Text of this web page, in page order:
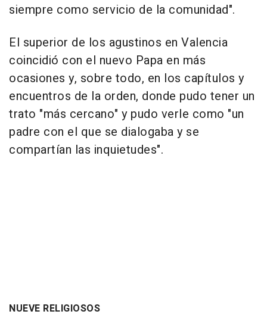
siempre como servicio de la comunidad".
El superior de los agustinos en Valencia
coincidió con el nuevo Papa en más
ocasiones y, sobre todo, en los capítulos y
encuentros de la orden, donde pudo tener un
trato "más cercano" y pudo verle como "un
padre con el que se dialogaba y se
compartían las inquietudes".
NUEVE RELIGIOSOS